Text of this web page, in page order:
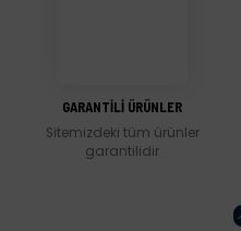
GARANTİLİ ÜRÜNLER
Sitemizdeki tüm ürünler
garantilidir